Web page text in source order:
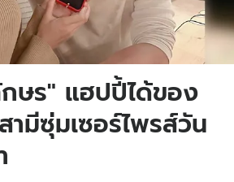
ษร" แฮปปี้ได้ของ
มีซุ่มเซอร์ไพรส์วัน